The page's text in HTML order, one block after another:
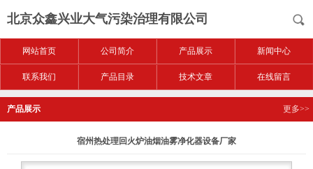
北京众鑫兴业大气污染治理有限公司
网站首页 公司简介 产品展示 新闻中心
联系我们 产品目录 技术文章 在线留言
产品展示 更多>>
宿州热处理回火炉油烟油雾净化器设备厂家